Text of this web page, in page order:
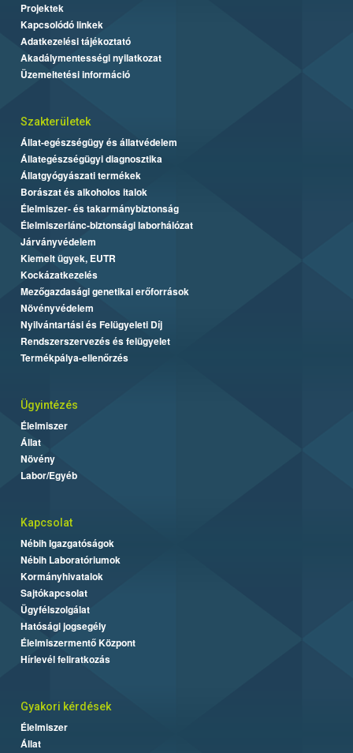
Projektek
Kapcsolódó linkek
Adatkezelési tájékoztató
Akadálymentességi nyilatkozat
Üzemeltetési információ
Szakterületek
Állat-egészségügy és állatvédelem
Állategészségügyi diagnosztika
Állatgyógyászati termékek
Borászat és alkoholos italok
Élelmiszer- és takarmánybiztonság
Élelmiszerlánc-biztonsági laborhálózat
Járványvédelem
Kiemelt ügyek, EUTR
Kockázatkezelés
Mezőgazdasági genetikai erőforrások
Növényvédelem
Nyilvántartási és Felügyeleti Díj
Rendszerszervezés és felügyelet
Termékpálya-ellenőrzés
Ügyintézés
Élelmiszer
Állat
Növény
Labor/Egyéb
Kapcsolat
Nébih Igazgatóságok
Nébih Laboratóriumok
Kormányhivatalok
Sajtókapcsolat
Ügyfélszolgálat
Hatósági jogsegély
Élelmiszermentő Központ
Hírlevél feliratkozás
Gyakori kérdések
Élelmiszer
Állat